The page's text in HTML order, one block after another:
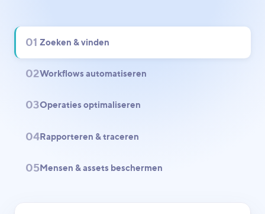
01 Zoeken & vinden
02Workflows automatiseren
03Operaties optimaliseren
04Rapporteren & traceren
05Mensen & assets beschermen